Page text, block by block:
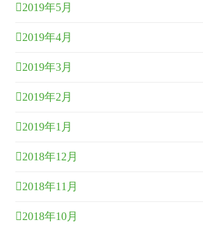
2019年5月
2019年4月
2019年3月
2019年2月
2019年1月
2018年12月
2018年11月
2018年10月